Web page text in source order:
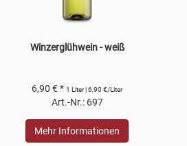
Winzerglühwein - weiß
6,90 € * 1 Liter | 6,90 €/Liter
Art.-Nr.: 697
Mehr Informationen